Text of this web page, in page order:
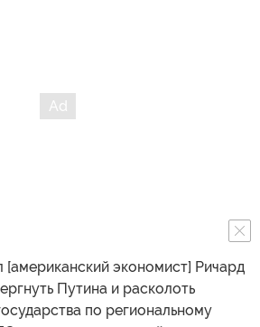
[американский экономист] Ричард
Путина и расколоть
по региональному